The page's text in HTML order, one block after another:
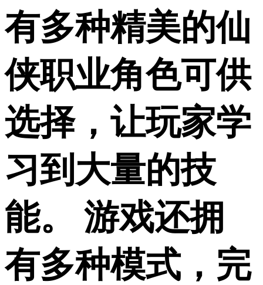
有多种精美的仙
侠职业角色可供
选择，让玩家学
习到大量的技
能。 游戏还拥
有多种模式，完